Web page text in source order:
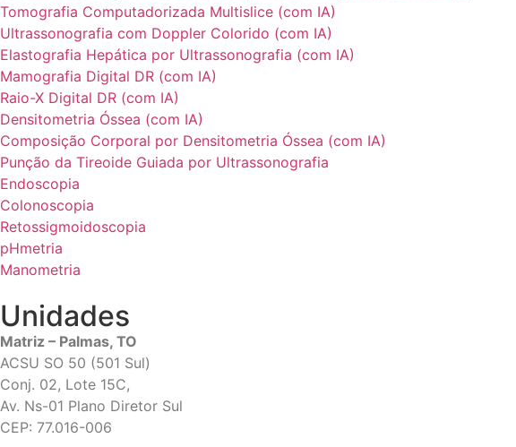
Tomografia Computadorizada Multislice (com IA)
Ultrassonografia com Doppler Colorido (com IA)
Elastografia Hepática por Ultrassonografia (com IA)
Mamografia Digital DR (com IA)
Raio-X Digital DR (com IA)
Densitometria Óssea (com IA)
Composição Corporal por Densitometria Óssea (com IA)
Punção da Tireoide Guiada por Ultrassonografia
Endoscopia
Colonoscopia
Retossigmoidoscopia
pHmetria
Manometria
Unidades
Matriz – Palmas, TO
ACSU SO 50 (501 Sul)
Conj. 02, Lote 15C,
Av. Ns-01 Plano Diretor Sul
CEP: 77.016-006